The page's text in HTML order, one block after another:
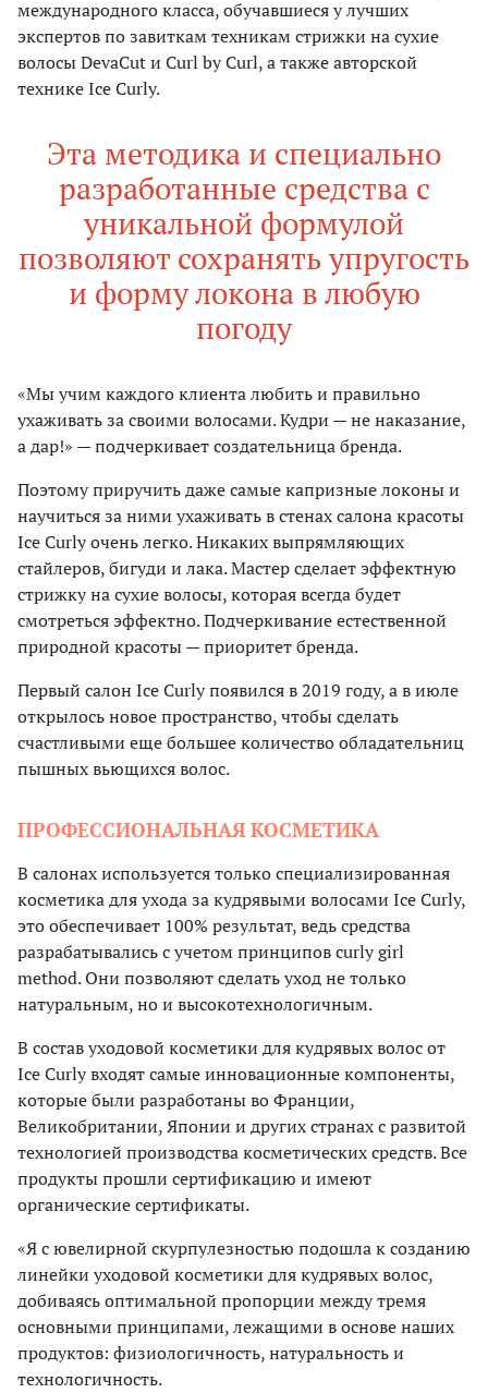
международного класса, обучавшиеся у лучших
экспертов по завиткам техникам стрижки на сухие
волосы DevaCut и Curl by Curl, а также авторской
технике Ice Curly.
Эта методика и специально
разработанные средства с
уникальной формулой
позволяют сохранять упругость
и форму локона в любую
погоду
«Мы учим каждого клиента любить и правильно
ухаживать за своими волосами. Кудри — не наказание,
а дар!» — подчеркивает создательница бренда.
Поэтому приручить даже самые капризные локоны и
научиться за ними ухаживать в стенах салона красоты
Ice Curly очень легко. Никаких выпрямляющих
стайлеров, бигуди и лака. Мастер сделает эффектную
стрижку на сухие волосы, которая всегда будет
смотреться эффектно. Подчеркивание естественной
природной красоты — приоритет бренда.
Первый салон Ice Curly появился в 2019 году, а в июле
открылось новое пространство, чтобы сделать
счастливыми еще большее количество обладательниц
пышных вьющихся волос.
ПРОФЕССИОНАЛЬНАЯ КОСМЕТИКА
В салонах используется только специализированная
косметика для ухода за кудрявыми волосами Ice Curly,
это обеспечивает 100% результат, ведь средства
разрабатывались с учетом принципов curly girl
method. Они позволяют сделать уход не только
натуральным, но и высокотехнологичным.
В состав уходовой косметики для кудрявых волос от
Ice Curly входят самые инновационные компоненты,
которые были разработаны во Франции,
Великобритании, Японии и других странах с развитой
технологией производства косметических средств. Все
продукты прошли сертификацию и имеют
органические сертификаты.
«Я с ювелирной скурпулезностью подошла к созданию
линейки уходовой косметики для кудрявых волос,
добиваясь оптимальной пропорции между тремя
основными принципами, лежащими в основе наших
продуктов: физиологичность, натуральность и
технологичность.